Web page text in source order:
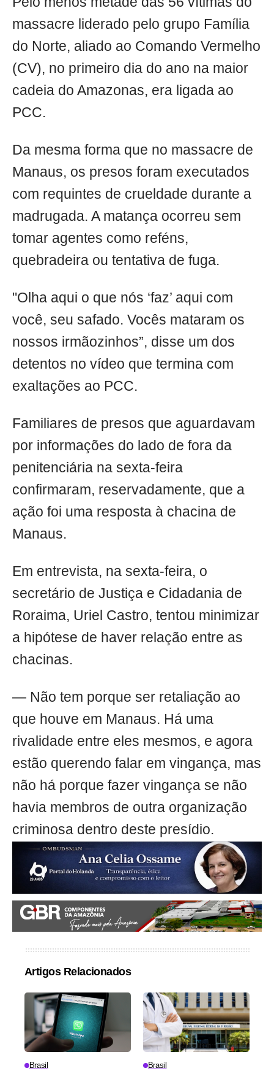
massacre liderado pelo grupo Família
do Norte, aliado ao Comando Vermelho
(CV), no primeiro dia do ano na maior
cadeia do Amazonas, era ligada ao
PCC.
Da mesma forma que no massacre de
Manaus, os presos foram executados
com requintes de crueldade durante a
madrugada. A matança ocorreu sem
tomar agentes como reféns,
quebradeira ou tentativa de fuga.
"Olha aqui o que nós ‘faz’ aqui com
você, seu safado. Vocês mataram os
nossos irmãozinhos”, disse um dos
detentos no vídeo que termina com
exaltações ao PCC.
Familiares de presos que aguardavam
por informações do lado de fora da
penitenciária na sexta-feira
confirmaram, reservadamente, que a
ação foi uma resposta à chacina de
Manaus.
Em entrevista, na sexta-feira, o
secretário de Justiça e Cidadania de
Roraima, Uriel Castro, tentou minimizar
a hipótese de haver relação entre as
chacinas.
— Não tem porque ser retaliação ao
que houve em Manaus. Há uma
rivalidade entre eles mesmos, e agora
estão querendo falar em vingança, mas
não há porque fazer vingança se não
havia membros de outra organização
criminosa dentro deste presídio.
Artigos Relacionados
Brasil Brasil